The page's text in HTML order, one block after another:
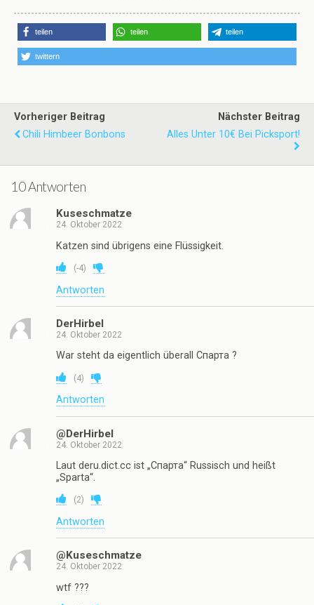
teilen teilen teilen
twittern
Vorheriger Beitrag
Chili Himbeer Bonbons
Nächster Beitrag
Alles Unter 10€ Bei Picksport!
10 Antworten
Kuseschmatze
24. Oktober 2022
Katzen sind übrigens eine Flüssigkeit.
(-4)
Antworten
DerHirbel
24. Oktober 2022
War steht da eigentlich überall Спарта ?
(4)
Antworten
@DerHirbel
24. Oktober 2022
Laut deru.dict.cc ist „Спарта“ Russisch und heißt
„Sparta“.
(2)
Antworten
@Kuseschmatze
24. Oktober 2022
wtf ???